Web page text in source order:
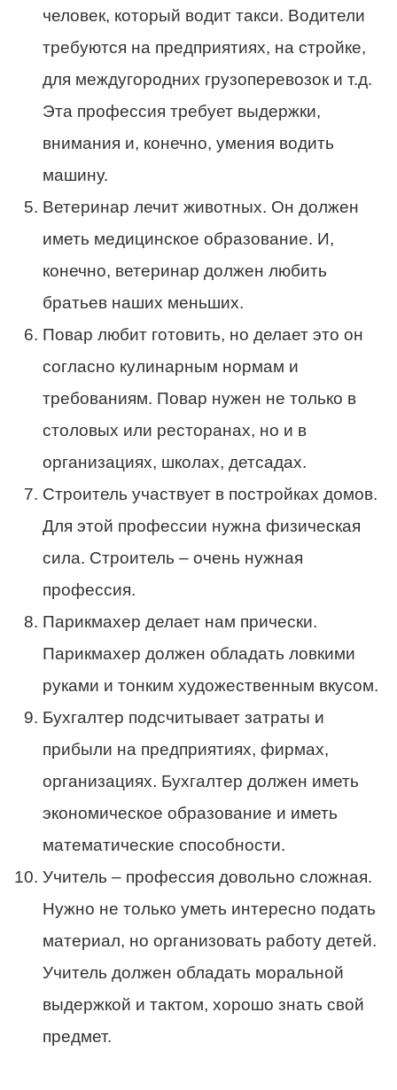
человек, который водит такси. Водители
требуются на предприятиях, на стройке,
для междугородних грузоперевозок и т.д.
Эта профессия требует выдержки,
внимания и, конечно, умения водить
машину.
Ветеринар лечит животных. Он должен
иметь медицинское образование. И,
конечно, ветеринар должен любить
братьев наших меньших.
Повар любит готовить, но делает это он
согласно кулинарным нормам и
требованиям. Повар нужен не только в
столовых или ресторанах, но и в
организациях, школах, детсадах.
Строитель участвует в постройках домов.
Для этой профессии нужна физическая
сила. Строитель – очень нужная
профессия.
Парикмахер делает нам прически.
Парикмахер должен обладать ловкими
руками и тонким художественным вкусом.
Бухгалтер подсчитывает затраты и
прибыли на предприятиях, фирмах,
организациях. Бухгалтер должен иметь
экономическое образование и иметь
математические способности.
Учитель – профессия довольно сложная.
Нужно не только уметь интересно подать
материал, но организовать работу детей.
Учитель должен обладать моральной
выдержкой и тактом, хорошо знать свой
предмет.